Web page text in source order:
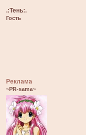
.:Тень:.
Гость
Реклама
~PR-sama~